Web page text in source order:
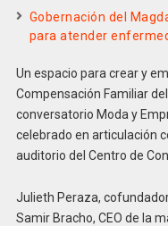
Gobernación del
para atender
Un espacio para crear y
Compensación Familiar
conversatorio Moda y
celebrado en articulación
auditorio del Centro de
Julieth Peraza,
Samir Bracho, CEO de la